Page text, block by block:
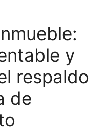
y
respaldo
de